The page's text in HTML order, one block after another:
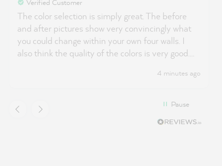
Verified Customer
The color selection is simply great. The before
and after pictures show very convincingly what
you could change within your own four walls. I
also think the quality of the colors is very good.
4 minutes ago
Pause